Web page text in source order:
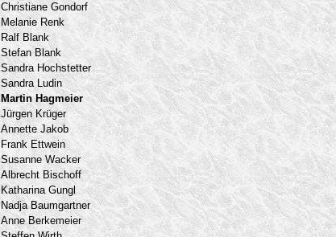
Christiane Gondorf
Melanie Renk
Ralf Blank
Stefan Blank
Sandra Hochstetter
Sandra Ludin
Martin Hagmeier
Jürgen Krüger
Annette Jakob
Frank Ettwein
Susanne Wacker
Albrecht Bischoff
Katharina Gungl
Nadja Baumgartner
Anne Berkemeier